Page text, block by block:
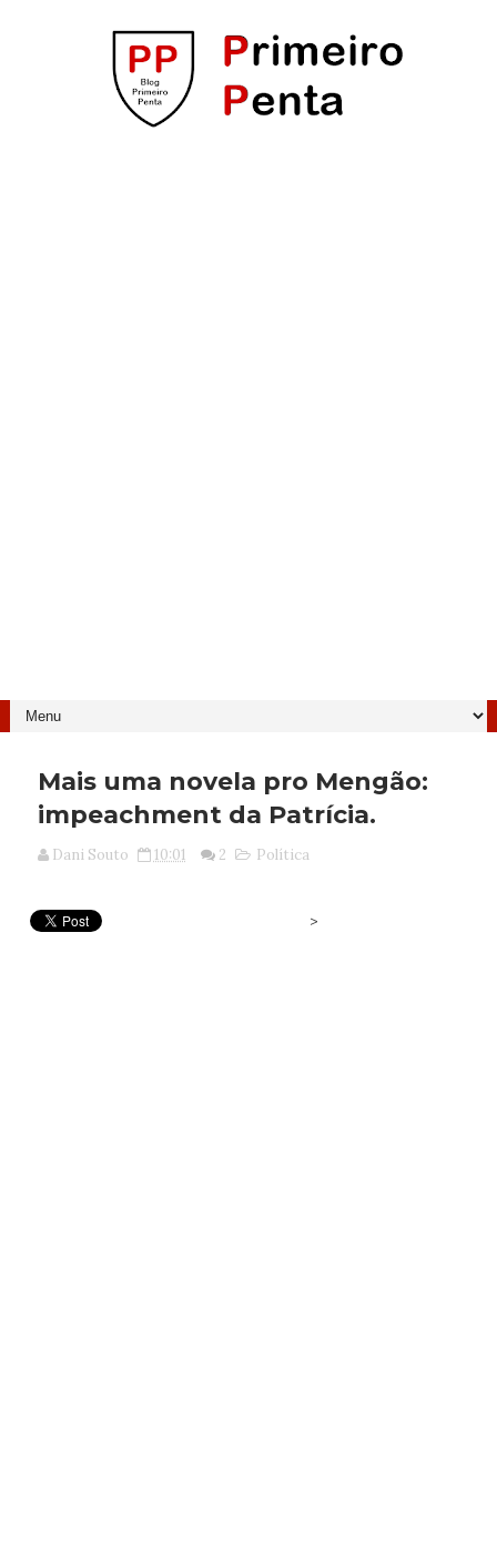
Mais uma novela pro Mengão:
impeachment da Patrícia.
Dani Souto 10:01 2 Política
>